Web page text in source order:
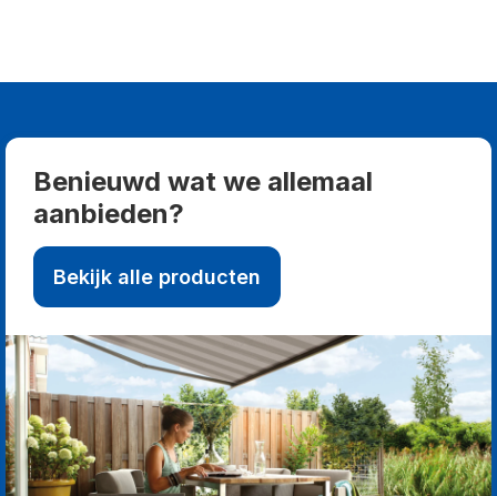
Benieuwd wat we allemaal
aanbieden?
Bekijk alle producten